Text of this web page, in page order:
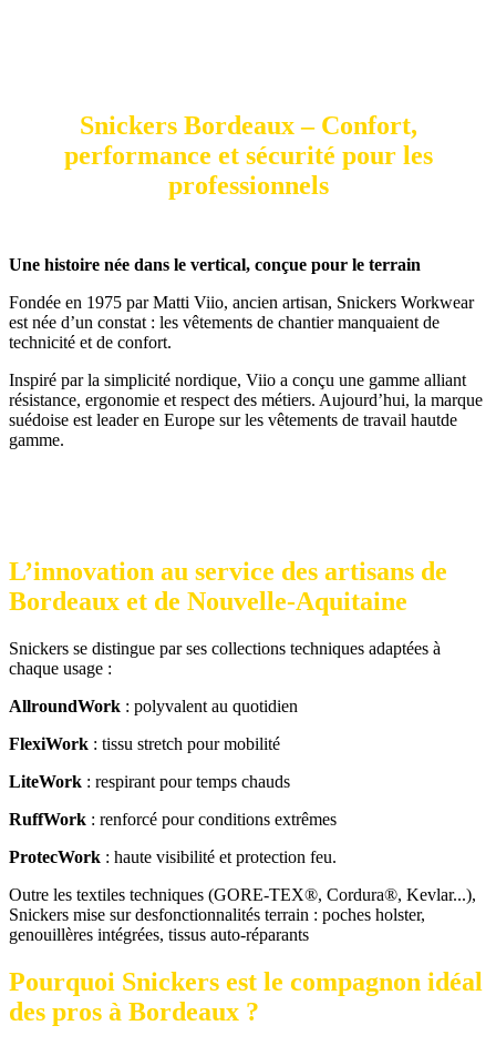
Snickers Bordeaux – Confort,
performance et sécurité pour les
professionnels
Une histoire née dans le vertical, conçue pour le terrain
Fondée en 1975 par Matti Viio, ancien artisan, Snickers Workwear
est née d’un constat : les vêtements de chantier manquaient de
technicité et de confort.
Inspiré par la simplicité nordique, Viio a conçu une gamme alliant
résistance, ergonomie et respect des métiers. Aujourd’hui, la marque
suédoise est leader en Europe sur les vêtements de travail hautde
gamme.
L’innovation au service des artisans de
Bordeaux et de Nouvelle‐Aquitaine
Snickers se distingue par ses collections techniques adaptées à
chaque usage :
AllroundWork : polyvalent au quotidien
FlexiWork : tissu stretch pour mobilité
LiteWork : respirant pour temps chauds
RuffWork : renforcé pour conditions extrêmes
ProtecWork : haute visibilité et protection feu.
Outre les textiles techniques (GORE-TEX®, Cordura®, Kevlar...),
Snickers mise sur desfonctionnalités terrain : poches holster,
genouillères intégrées, tissus auto-réparants
Pourquoi Snickers est le compagnon idéal
des pros à Bordeaux ?